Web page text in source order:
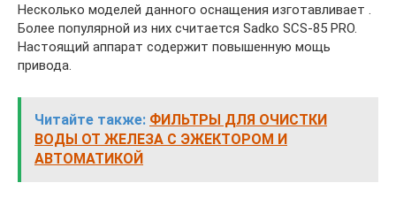
Несколько моделей данного оснащения изготавливает .
Более популярной из них считается Sadko SCS-85 PRO.
Настоящий аппарат содержит повышенную мощь
привода.
Читайте также: ФИЛЬТРЫ ДЛЯ ОЧИСТКИ
ВОДЫ ОТ ЖЕЛЕЗА С ЭЖЕКТОРОМ И
АВТОМАТИКОЙ